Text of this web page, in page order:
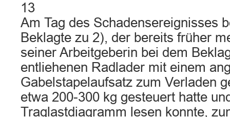
13
Am Tag des Schadensereignisses
Beklagte zu 2), der bereits früher
seiner Arbeitgeberin bei dem
entliehenen Radlader mit einem
Gabelstapelaufsatz zum Verladen
etwa 200-300 kg gesteuert hatte
Traglastdiagramm lesen konnte,